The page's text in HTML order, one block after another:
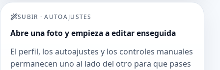
SUBIR ·AUTOAJUSTES
Abre una foto y empieza a editar enseguida
El perfil, los autoajustes y los controles manuales
permanecen uno al lado del otro para que pases